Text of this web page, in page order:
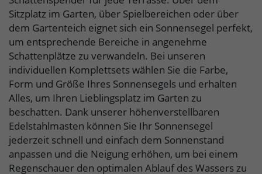
Sitzplatz im Garten, über Spielbereichen oder über
dem Gartenteich eignet sich ein Sonnensegel perfekt,
um entsprechende Bereiche in angenehme
Schattenplätze zu verwandeln. Bei unseren
individuellen Komplettsets wählen Sie die Farbe,
Form und Größe Ihres Sonnensegels und erhalten
Alles, um Ihren Lieblingsplatz im Garten zu
beschatten. Dank unserer höhenverstellbaren
Edelstahlmasten können Sie Ihr Sonnensegel
jederzeit schnell und einfach dem Sonnenstand
anpassen und die Neigung erhöhen, um bei einem
Regenschauer den optimalen Ablauf des Wassers zu